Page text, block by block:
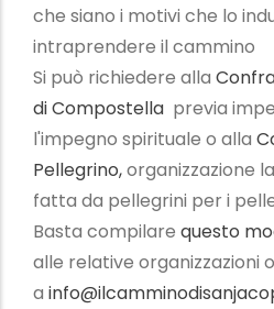
che siano i motivi che lo
intraprendere il cammino
Si può richiedere alla
di Compostellaprevia
l'impegno spirituale o alla
Pellegrino,organizzazione
fatta da pellegrini per i
Basta compilare questo
alle relative organizzazioni o
a